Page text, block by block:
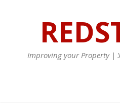
Improving your Property